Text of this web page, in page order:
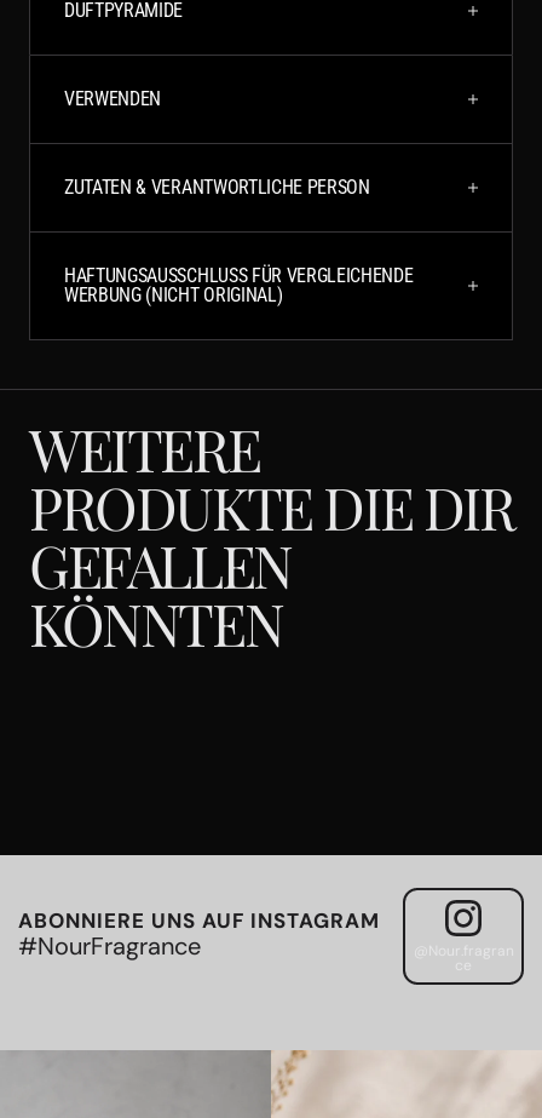
DUFTPYRAMIDE
VERWENDEN
ZUTATEN & VERANTWORTLICHE PERSON
HAFTUNGSAUSSCHLUSS FÜR VERGLEICHENDE
WERBUNG (NICHT ORIGINAL)
WEITERE
PRODUKTE DIE DIR
GEFALLEN
KÖNNTEN
ABONNIERE UNS AUF INSTAGRAM
#NourFragrance @Nour.fragran
ce